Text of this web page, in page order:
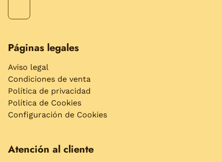
Páginas legales
Aviso legal
Condiciones de venta
Política de privacidad
Política de Cookies
Configuración de Cookies
Atención al cliente